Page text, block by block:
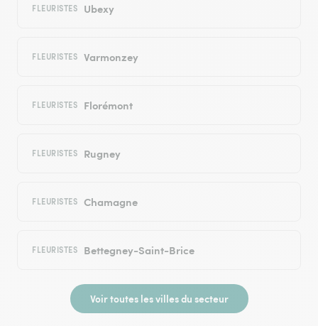
FLEURISTES Ubexy
FLEURISTES Varmonzey
FLEURISTES Florémont
FLEURISTES Rugney
FLEURISTES Chamagne
FLEURISTES Bettegney-Saint-Brice
Voir toutes les villes du secteur